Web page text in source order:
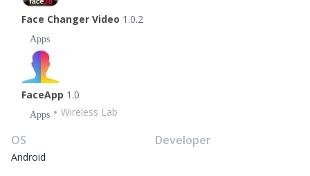
Face Changer Video 1.0.2
Apps
FaceApp 1.0
Apps Wireless Lab
OS
Android
Developer